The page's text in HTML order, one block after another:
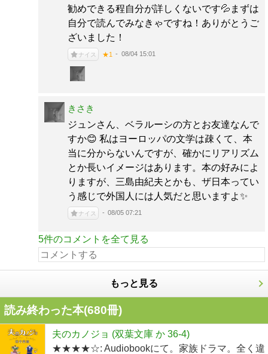
勧めできる程自分が詳しくないです💦まずは
自分で読んでみなきゃですね！ありがとうご
ざいました！
ナイス ★1 08/04 15:01
きさき
ジュンさん、ベラルーシの方とお友達なんで
すか😊 私はヨーロッパの文学は疎くて、本
当に分からないんですが、確かにリアリズム
とか長いイメージはあります。本の好みによ
りますが、三島由紀夫とかも、ザ日本ってい
う感じで外国人には人気だと思いますよ✨
ナイス 08/05 07:21
5件のコメントを全て見る
もっと見る
読み終わった本(680冊)
夫のカノジョ (双葉文庫 か 36-4)
★★★★☆: Audiobookにて。家族ドラマ。全く違